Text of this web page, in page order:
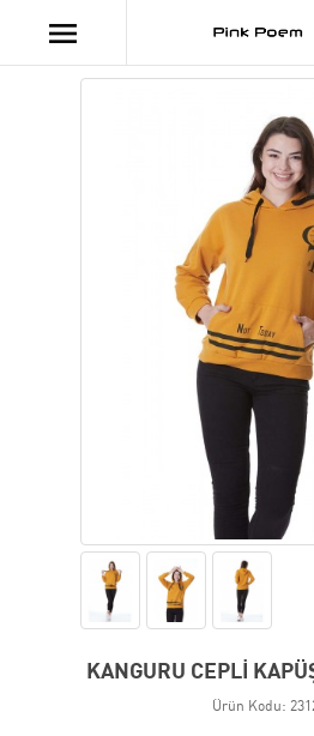
KANGURU CEPLİ
Ürün Kodu: